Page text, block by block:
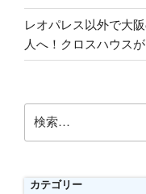
レオパレス以外で大
人へ！クロスハウス
索:
カテゴリー